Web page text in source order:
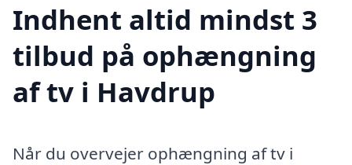
Indhent altid mindst 3
tilbud på ophængning
af tv i Havdrup
Når du overvejer ophængning af tv i